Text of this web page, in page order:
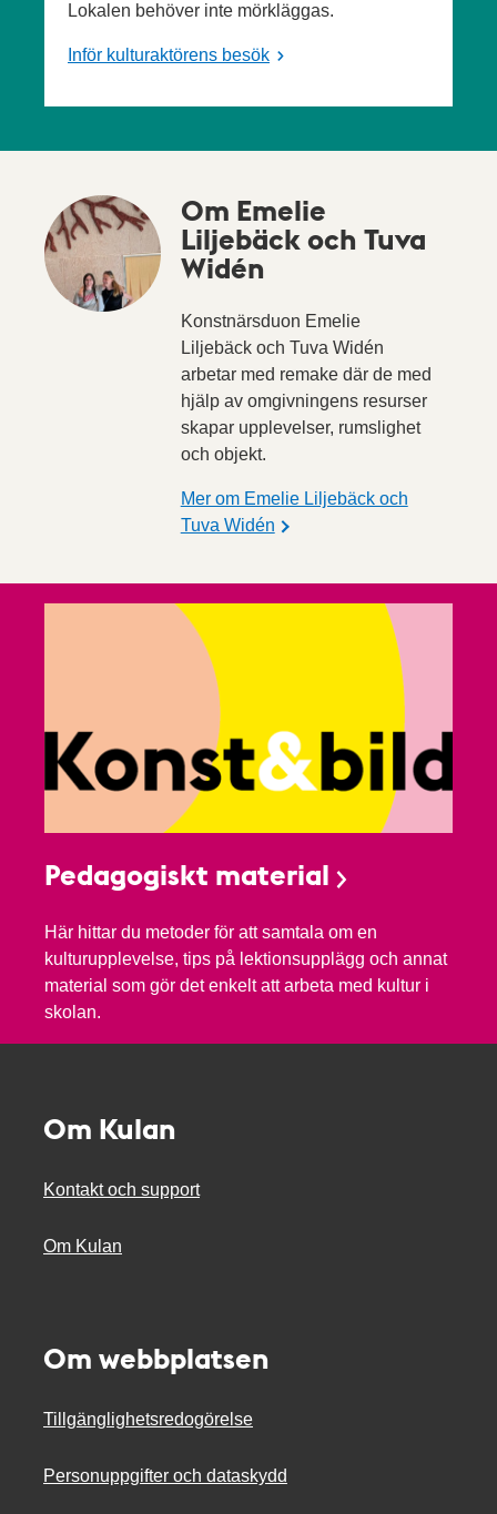
Lokalen behöver inte mörkläggas.
Inför kulturaktörens besök
Om Emelie
Liljebäck och Tuva
Widén
Konstnärsduon Emelie
Liljebäck och Tuva Widén
arbetar med remake där de med
hjälp av omgivningens resurser
skapar upplevelser, rumslighet
och objekt.
Mer om Emelie Liljebäck och
Tuva Widén
Pedagogiskt material
Här hittar du metoder för att samtala om en
kulturupplevelse, tips på lektionsupplägg och annat
material som gör det enkelt att arbeta med kultur i
skolan.
Om Kulan
Kontakt och support
Om Kulan
Om webbplatsen
Tillgänglighetsredogörelse
Personuppgifter och dataskydd